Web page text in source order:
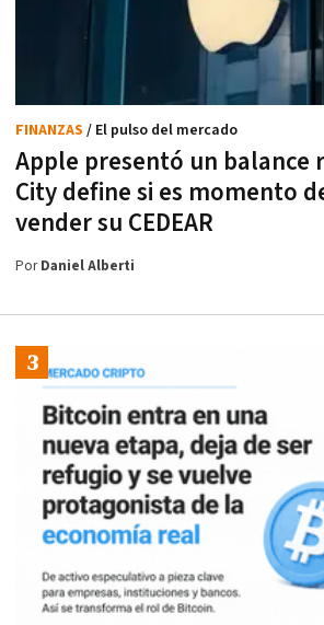
Apple presentó un balance
City define si es momento
vender su CEDEAR
FINANZAS / El pulso del mercado
PorDaniel Alberti